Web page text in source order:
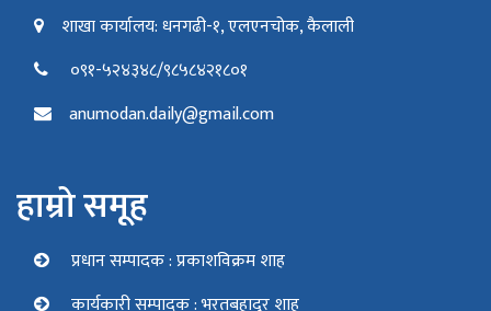
शाखा कार्यालय: धनगढी-१, एलएनचोक, कैलाली
०९१-५२४३४८/९८५८४२१८०१
anumodan.daily@gmail.com
हाम्रो समूह
प्रधान सम्पादक : प्रकाशविक्रम शाह